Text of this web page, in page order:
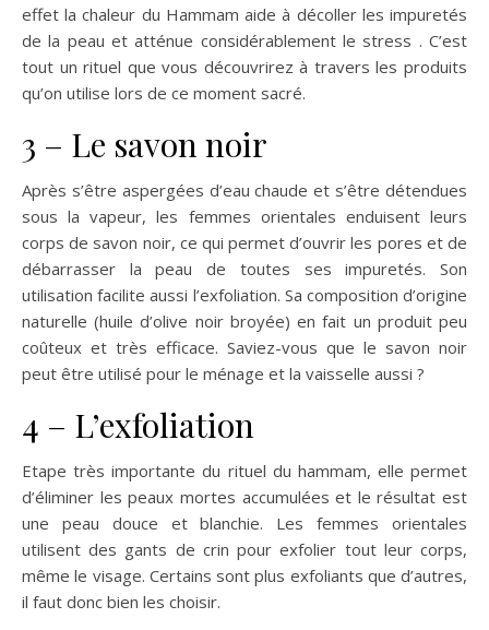
effet la chaleur du Hammam aide à décoller les impuretés
de la peau et atténue considérablement le stress . C’est
tout un rituel que vous découvrirez à travers les produits
qu’on utilise lors de ce moment sacré.
3 – Le savon noir
Après s’être aspergées d’eau chaude et s’être détendues
sous la vapeur, les femmes orientales enduisent leurs
corps de savon noir, ce qui permet d’ouvrir les pores et de
débarrasser la peau de toutes ses impuretés. Son
utilisation facilite aussi l’exfoliation. Sa composition d’origine
naturelle (huile d’olive noir broyée) en fait un produit peu
coûteux et très efficace. Saviez-vous que le savon noir
peut être utilisé pour le ménage et la vaisselle aussi ?
4 – L’exfoliation
Etape très importante du rituel du hammam, elle permet
d’éliminer les peaux mortes accumulées et le résultat est
une peau douce et blanchie. Les femmes orientales
utilisent des gants de crin pour exfolier tout leur corps,
même le visage. Certains sont plus exfoliants que d’autres,
il faut donc bien les choisir.